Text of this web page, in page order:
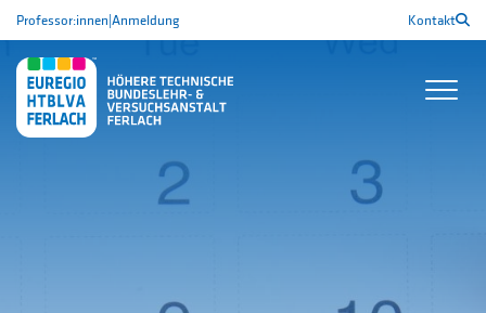
Professor:innen|Anmeldung Kontakt